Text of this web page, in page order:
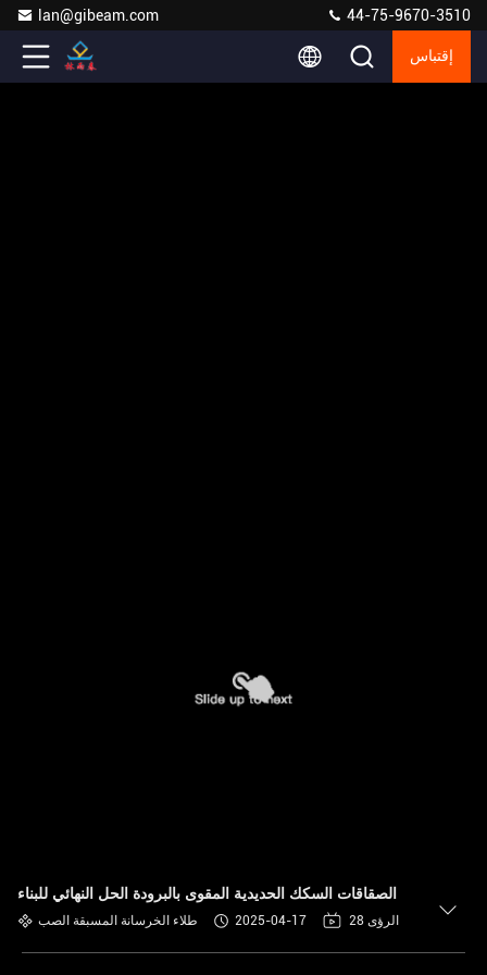
lan@gibeam.com 44-75-9670-3510
إقتباس
الصقاقات السكك الحديدية المقوى بالبرودة الحل النهائي للبناء
طلاء الخرسانة المسبقة الصب 2025-04-17 28 الرؤى